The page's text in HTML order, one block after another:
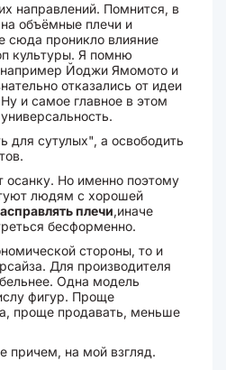
направлений. Помнится, в
объёмные плечи и
сюда проникло влияние
культуры. Я помню
например Йоджи Ямомото и
отказались от идеи
и самое главное в этом
для сутулых", а освободить
осанку. Но именно поэтому
людям с хорошей
плечи,иначе
бесформенно.
стороны, то и
Для производителя
Одна модель
фигур. Проще
проще продавать, меньше
причем, на мой взгляд.